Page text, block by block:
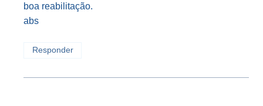
boa reabilitação.
abs
Responder